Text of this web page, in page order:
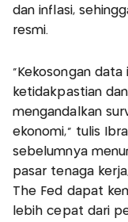
dan inflasi,
resmi.
“Kekosongan
ketidakpastian
mengandalkan
ekonomi,” tulis
sebelumnya
pasar tenaga
The Fed dapat
lebih cepat dari